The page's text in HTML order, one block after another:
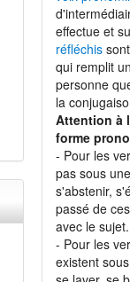
effectue et
réfléchissont
qui remplit
personne
la
Attention à
forme
- Pour les
pas sous
s'abstenir,
passé de
avec le sujet.
- Pour les
existent